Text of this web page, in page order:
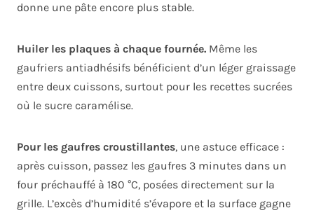
donne une pâte encore plus stable.
Huiler les plaques à chaque fournée. Même les
gaufriers antiadhésifs bénéficient d’un léger graissage
entre deux cuissons, surtout pour les recettes sucrées
où le sucre caramélise.
Pour les gaufres croustillantes, une astuce efficace :
après cuisson, passez les gaufres 3 minutes dans un
four préchauffé à 180 °C, posées directement sur la
grille. L’excès d’humidité s’évapore et la surface gagne